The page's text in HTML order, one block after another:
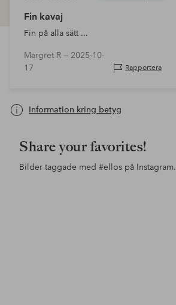
Fin kavaj
Fin på alla sätt ...
Margret R — 2025-10-
17
Rapportera
Information kring betyg
Share your favorites!
Bilder taggade med #ellos på Instagram.